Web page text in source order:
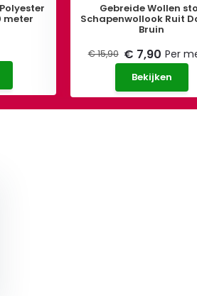
meter
Gebreide Wollen
Schapenwollook Ruit
Bruin
€ 15,90 € 7,90 Per
Bekijken